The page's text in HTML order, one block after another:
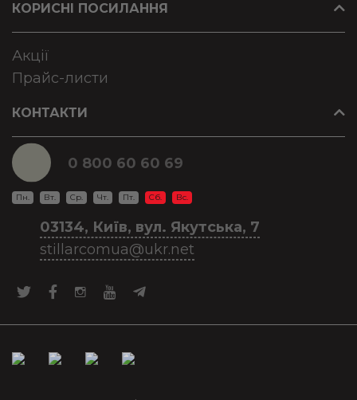
КОРИСНІ ПОСИЛАННЯ
Акції
Прайс-листи
КОНТАКТИ
0 800 60 60 69
Пн. Вт. Ср. Чт. Пт. Сб. Вс.
03134, Київ, вул. Якутська, 7
stillarcomua@ukr.net